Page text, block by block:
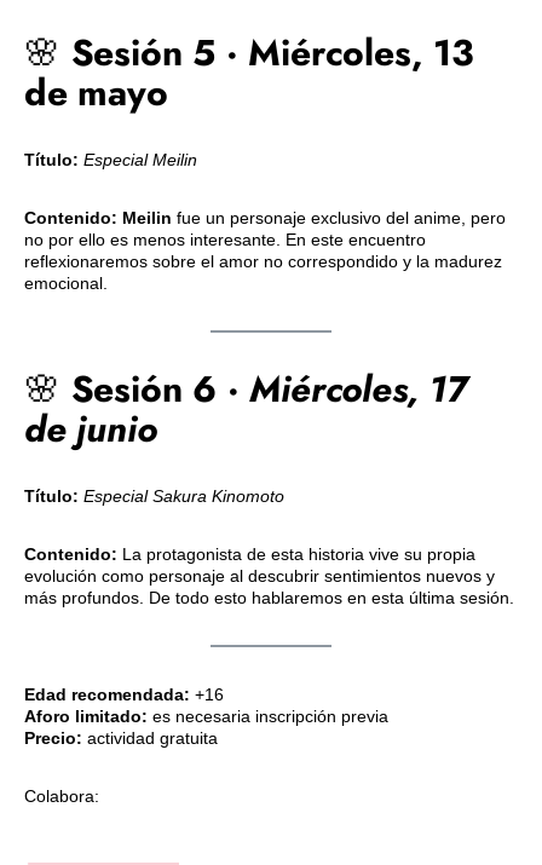
🌸 Sesión 5 · Miércoles, 13
de mayo
Título: Especial Meilin
Contenido: Meilin fue un personaje exclusivo del anime, pero
no por ello es menos interesante. En este encuentro
reflexionaremos sobre el amor no correspondido y la madurez
emocional.
🌸 Sesión 6 ·Miércoles, 17
de junio
Título: Especial Sakura Kinomoto
Contenido: La protagonista de esta historia vive su propia
evolución como personaje al descubrir sentimientos nuevos y
más profundos. De todo esto hablaremos en esta última sesión.
Edad recomendada: +16
Aforo limitado: es necesaria inscripción previa
Precio: actividad gratuita
Colabora: